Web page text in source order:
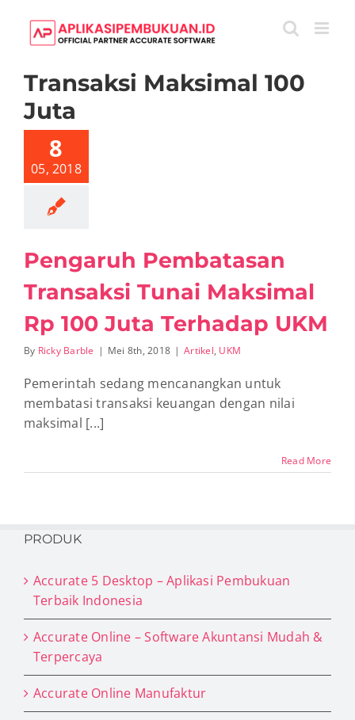
content
Transaksi Maksimal 100
Juta
8
05, 2018
Tunai
Rp 100
UKM
UKM
Pengaruh Pembatasan
Transaksi Tunai Maksimal
Rp 100 Juta Terhadap UKM
By Ricky Barble | Mei 8th, 2018 | Artikel, UKM
Pemerintah sedang mencanangkan untuk
membatasi transaksi keuangan dengan nilai
maksimal [...]
Read More
PRODUK
Accurate 5 Desktop – Aplikasi Pembukuan
Terbaik Indonesia
Accurate Online – Software Akuntansi Mudah &
Terpercaya
Accurate Online Manufaktur